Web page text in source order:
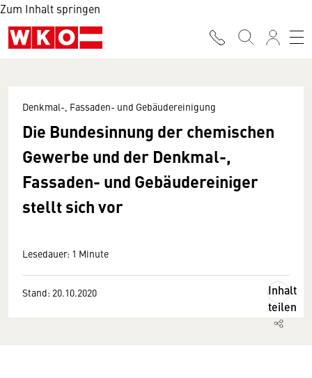
Zum Inhalt springen
Denkmal-, Fassaden- und Gebäudereinigung
Die Bundesinnung der chemischen
Gewerbe und der Denkmal-,
Fassaden- und Gebäudereiniger
stellt sich vor
Lesedauer: 1 Minute
Stand: 20.10.2020
Inhalt
teilen